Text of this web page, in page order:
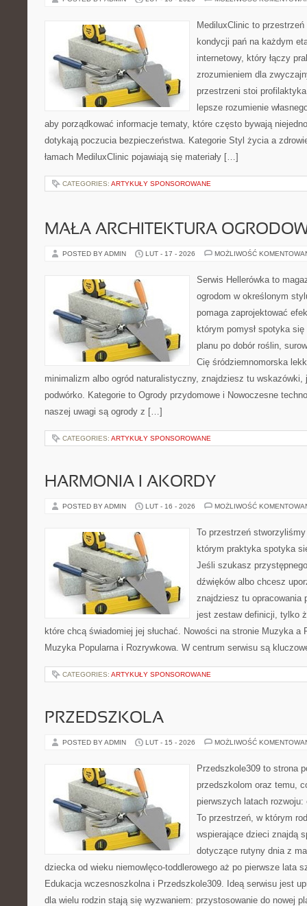
MediluxClinic to
kondycji pań na każdym
internetowy, który łączy
zrozumieniem dla
przestrzeni stoi
lepsze rozumienie
aby porządkować informacje tematy, które często bywają
dotykają poczucia bezpieczeństwa. Kategorie Styl życia a
łamach MediluxClinic pojawiają się materiały […]
CATEGORIES: ARTYKUŁY SPONSOROWANE
MAŁA ARCHITEKTURA
POSTED BY ADMIN LUT - 17 - 2026 MOŻLIWOŚĆ
Serwis Hellerówka to
ogrodom w określonym
pomaga zaprojektować
którym pomysł spotyka
planu po dobór roślin,
Cię śródziemnomorska
minimalizm albo ogród naturalistyczny, znajdziesz tu wskazówki,
podwórko. Kategorie to Ogrody przydomowe i Nowoczesne
naszej uwagi są ogrody z […]
CATEGORIES: ARTYKUŁY SPONSOROWANE
HARMONIA I AKORDY
POSTED BY ADMIN LUT - 16 - 2026 MOŻLIWOŚĆ
To przestrzeń
którym praktyka spotyka
Jeśli szukasz
dźwięków albo chcesz
znajdziesz tu opracowania
jest zestaw definicji, tylko
które chcą świadomiej jej słuchać. Nowości na stronie Muzyka a
Muzyka Popularna i Rozrywkowa. W centrum serwisu są
CATEGORIES: ARTYKUŁY SPONSOROWANE
PRZEDSZKOLA
POSTED BY ADMIN LUT - 15 - 2026 MOŻLIWOŚĆ
Przedszkole309 to strona
przedszkolom oraz temu,
pierwszych latach
To przestrzeń, w którym
wspierające dzieci znajdą
dotyczące rutyny dnia z
dziecka od wieku niemowlęco-toddlerowego aż po pierwsze lata
Edukacja wczesnoszkolna i Przedszkole309. Ideą serwisu jest
dla wielu rodzin stają się wyzwaniem: przystosowanie do nowej